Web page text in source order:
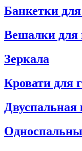
Банкетки
Вешалки для
Зеркала
Кровати для
Двуспальная